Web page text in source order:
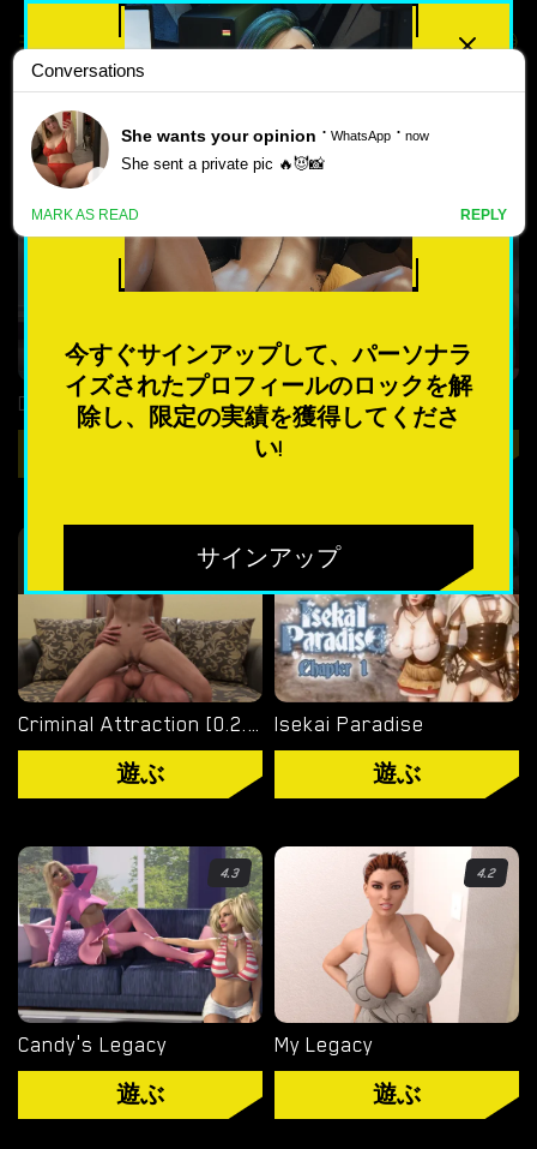
最高評価
人気のある
新しい
ポ
フリーセックスシミュレーター
無料エロゲーム
限定ゲーム
OVERWATCH WEEKEND FUCK
RESIDENT EVIL NET ADVENTURE
ベストチョイス
ゲイポルノゲーム
3D BOOBS ポルノ ゲーム
Daryce A Failure to Launch
4.7
遊ぶ
Isekai Paradise
遊ぶ
4.3
Candy's Legacy
遊ぶ
4.2
My Legacy
遊ぶ
今すぐサインアップして、パーソナラ
イズされたプロフィールのロックを解
除し、限定の実績を獲得してくださ
い!
サインアップ